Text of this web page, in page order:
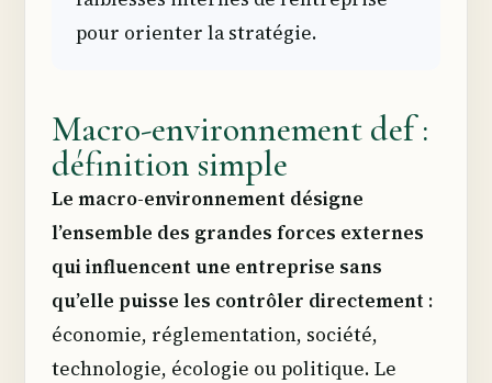
pour orienter la stratégie.
Macro-environnement def :
définition simple
Le macro-environnement désigne
l’ensemble des grandes forces externes
qui influencent une entreprise sans
qu’elle puisse les contrôler directement :
économie, réglementation, société,
technologie, écologie ou politique. Le